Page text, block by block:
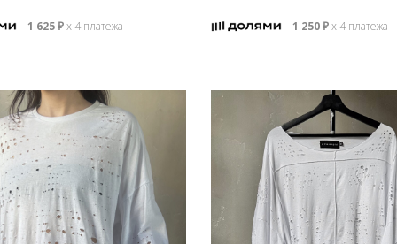
1 625₽х 4 платежа 1 250₽х 4 платежа